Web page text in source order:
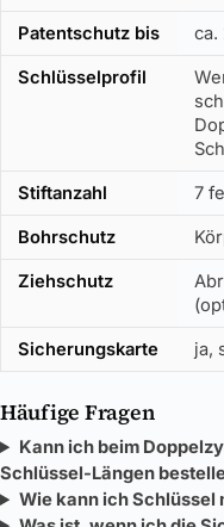
Patentschutz bis ca.
Schlüsselprofil
Stiftanzahl 7
Bohrschutz
Ziehschutz
Sicherungskarte ja,
Häufige Fragen
Kann ich beim
Schlüssel-Längen
Wie kann ich Schlüssel